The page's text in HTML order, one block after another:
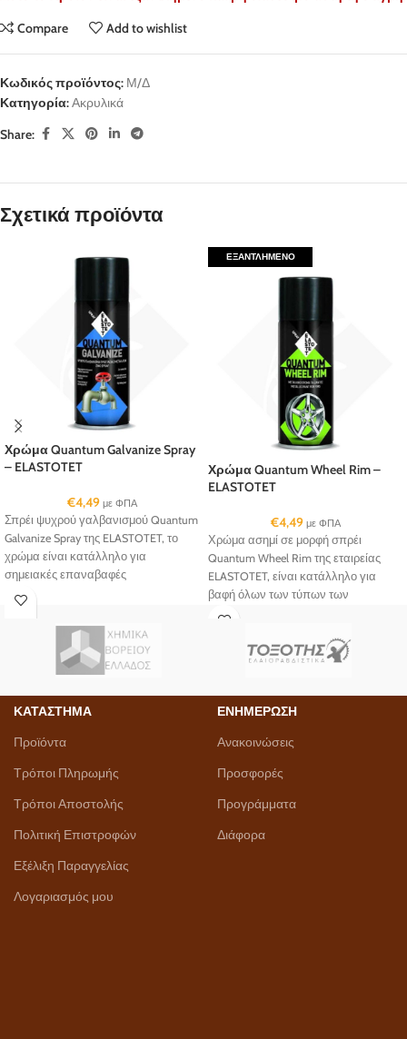
Compare
Add to wishlist
Κωδικός προϊόντος: Μ/Δ
Κατηγορία:Ακρυλικά
Share:
Σχετικά προϊόντα
Χρώμα Quantum Galvanize Spray
– ELASTOTET
€4,49 με ΦΠΑ
Σπρέι ψυχρού γαλβανισμού Quantum
Galvanize Spray της ELASTOTET, το
χρώμα είναι κατάλληλο για
σημειακές επαναβαφές
γαλβανισμένων επιφανειών...
ΕΞΑΝΤΛΗΜΈΝΟ
Χρώμα Quantum Wheel Rim –
ELASTOTET
€4,49 με ΦΠΑ
Χρώμα ασημί σε μορφή σπρέι
Quantum Wheel Rim της εταιρείας
ELASTOTET, είναι κατάλληλο για
βαφή όλων των τύπων των
μεταλλικών ζαντών...
ΚΑΤΑΣΤΗΜΑ
Προϊόντα
Τρόποι Πληρωμής
Τρόποι Αποστολής
Πολιτική Επιστροφών
Εξέλιξη Παραγγελίας
Λογαριασμός μου
ΕΝΗΜΕΡΩΣΗ
Ανακοινώσεις
Προσφορές
Προγράμματα
Διάφορα